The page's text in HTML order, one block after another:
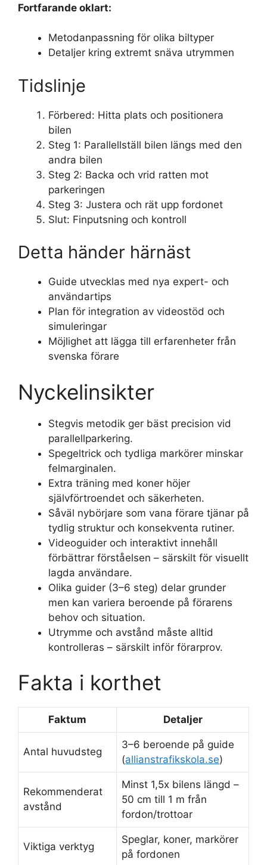
Fortfarande oklart:
Metodanpassning för olika biltyper
Detaljer kring extremt snäva utrymmen
Tidslinje
Förbered: Hitta plats och positionera
bilen
Steg 1: Parallellställ bilen längs med den
andra bilen
Steg 2: Backa och vrid ratten mot
parkeringen
Steg 3: Justera och rät upp fordonet
Slut: Finputsning och kontroll
Detta händer härnäst
Guide utvecklas med nya expert- och
användartips
Plan för integration av videostöd och
simuleringar
Möjlighet att lägga till erfarenheter från
svenska förare
Nyckelinsikter
Stegvis metodik ger bäst precision vid
parallellparkering.
Spegeltrick och tydliga markörer minskar
felmarginalen.
Extra träning med koner höjer
självförtroendet och säkerheten.
Såväl nybörjare som vana förare tjänar på
tydlig struktur och konsekventa rutiner.
Videoguider och interaktivt innehåll
förbättrar förståelsen – särskilt för visuellt
lagda användare.
Olika guider (3–6 steg) delar grunder
men kan variera beroende på förarens
behov och situation.
Utrymme och avstånd måste alltid
kontrolleras – särskilt inför förarprov.
Fakta i korthet
Faktum Detaljer
Antal huvudsteg
3–6 beroende på guide
(allianstrafikskola.se)
Rekommenderat
avstånd
Minst 1,5x bilens längd –
50 cm till 1 m från
fordon/trottoar
Viktiga verktyg
Speglar, koner, markörer
på fordonen